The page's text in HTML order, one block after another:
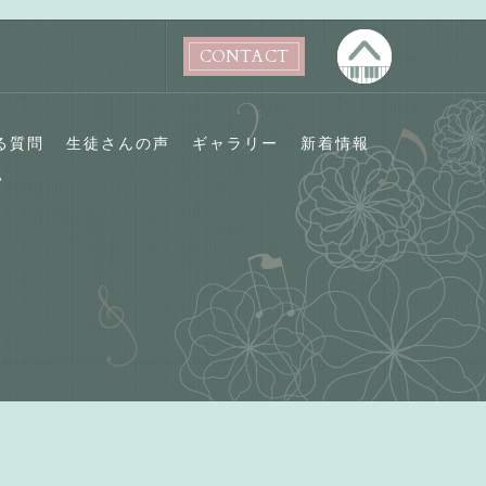
CONTACT
質問 生徒さんの声 ギャラリー
新着情報